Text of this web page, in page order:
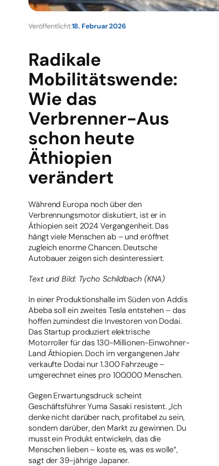
Veröffentlicht:18. Februar 2026
Radikale
Mobilitätswende:
Wie das
Verbrenner-Aus
schon heute
Äthiopien
verändert
Während Europa noch über den
Verbrennungsmotor diskutiert, ist er in
Äthiopien seit 2024 Vergangenheit. Das
hängt viele Menschen ab – und eröffnet
zugleich enorme Chancen. Deutsche
Autobauer zeigen sich desinteressiert.
Text und Bild: Tycho Schildbach (KNA)
In einer Produktionshalle im Süden von Addis
Abeba soll ein zweites Tesla entstehen – das
hoffen zumindest die Investoren von Dodai.
Das Startup produziert elektrische
Motorroller für das 130-Millionen-Einwohner-
Land Äthiopien. Doch im vergangenen Jahr
verkaufte Dodai nur 1.300 Fahrzeuge –
umgerechnet eines pro 100.000 Menschen.
Gegen Erwartungsdruck scheint
Geschäftsführer Yuma Sasaki resistent. „Ich
denke nicht darüber nach, profitabel zu sein,
sondern darüber, den Markt zu gewinnen. Du
musst ein Produkt entwickeln, das die
Menschen lieben – koste es, was es wolle“,
sagt der 39-jährige Japaner.